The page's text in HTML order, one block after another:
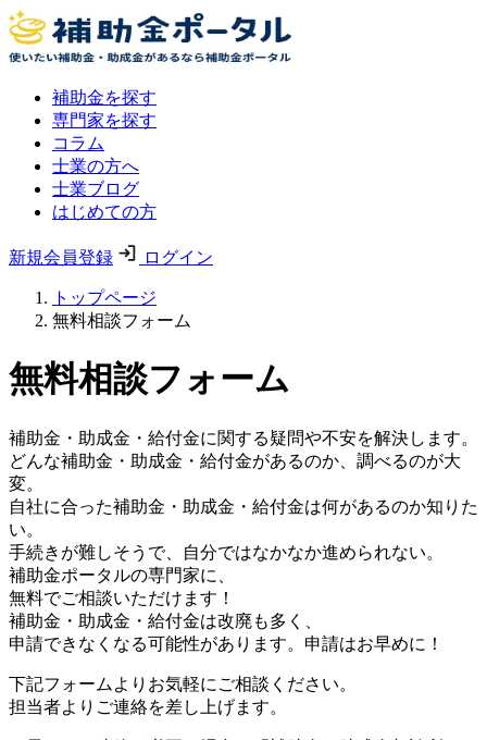
補助金を探す
専門家を探す
コラム
士業の方へ
士業ブログ
はじめての方
新規会員登録 ログイン
トップページ
無料相談フォーム
無料相談フォーム
補助金・助成金・給付金に関する疑問や不安を解決します。
どんな補助金・助成金・給付金があるのか、調べるのが大
変。
自社に合った補助金・助成金・給付金は何があるのか知りた
い。
手続きが難しそうで、自分ではなかなか進められない。
補助金ポータルの専門家に、
無料でご相談いただけます！
補助金・助成金・給付金は改廃も多く、
申請できなくなる可能性があります。申請はお早めに！
下記フォームよりお気軽にご相談ください。
担当者よりご連絡を差し上げます。